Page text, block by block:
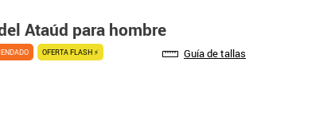
Ataúd para hombre
OFERTA FLASH ⚡ Guía de tallas